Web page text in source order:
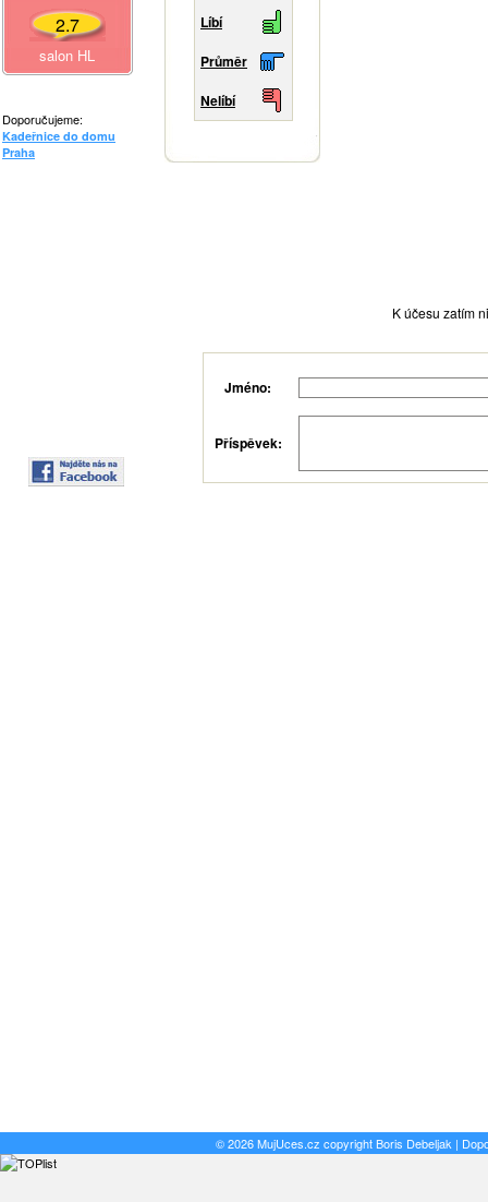
2.7
salon HL
Doporučujeme:
Kadeřnice do domu
Praha
Líbí
Průměr
Nelíbí
K účesu zatím
Jméno:
Příspěvek:
© 2026 MujUces.cz copyrightBoris Debeljak |